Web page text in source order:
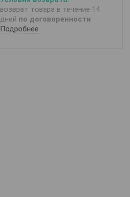
возврат товара в течение 14
дней по договоренности
Подробнее